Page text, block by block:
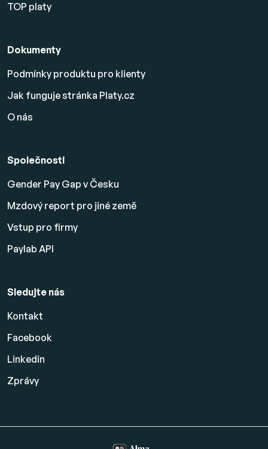
TOP platy
Dokumenty
Podmínky produktu pro klienty
Jak funguje stránka Platy.cz
O nás
Společnosti
Gender Pay Gap v Česku
Mzdový report pro jiné země
Vstup pro firmy
Paylab API
Sledujte nás
Kontakt
Facebook
Linkedin
Zprávy